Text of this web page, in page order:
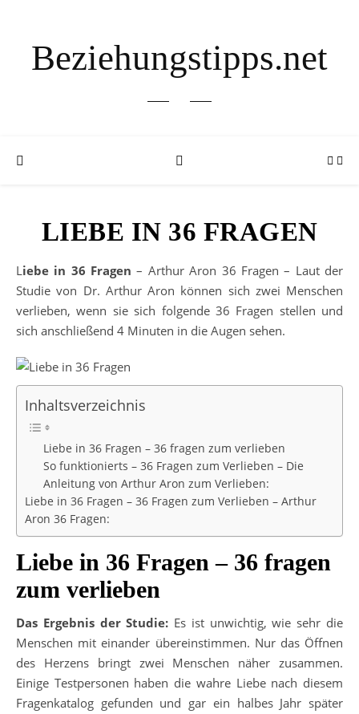
Beziehungstipps.net
LIEBE IN 36 FRAGEN
Liebe in 36 Fragen – Arthur Aron 36 Fragen – Laut der
Studie von Dr. Arthur Aron können sich zwei Menschen
verlieben, wenn sie sich folgende 36 Fragen stellen und
sich anschließend 4 Minuten in die Augen sehen.
Inhaltsverzeichnis
Liebe in 36 Fragen – 36 fragen zum verlieben
So funktionierts – 36 Fragen zum Verlieben – Die
Anleitung von Arthur Aron zum Verlieben:
Liebe in 36 Fragen – 36 Fragen zum Verlieben – Arthur
Aron 36 Fragen:
Liebe in 36 Fragen – 36 fragen
zum verlieben
Das Ergebnis der Studie: Es ist unwichtig, wie sehr die
Menschen mit einander übereinstimmen. Nur das Öffnen
des Herzens bringt zwei Menschen näher zusammen.
Einige Testpersonen haben die wahre Liebe nach diesem
Fragenkatalog gefunden und gar ein halbes Jahr später